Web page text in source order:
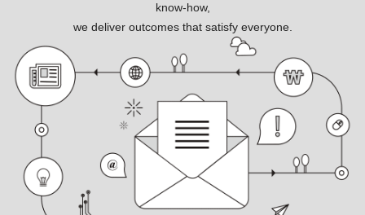
한국발명진흥회 - 심사관리 시스템 포트폴리오
know-how,
we deliver outcomes that satisfy everyone.